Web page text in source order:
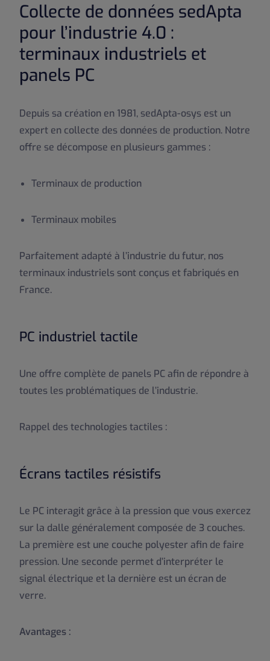
Collecte de données sedApta
pour l’industrie 4.0 :
terminaux industriels et
panels PC
Depuis sa création en 1981, sedApta-osys est un
expert en collecte des données de production. Notre
offre se décompose en plusieurs gammes :
Terminaux de production
Terminaux mobiles
Parfaitement adapté à l’industrie du futur, nos
terminaux industriels sont conçus et fabriqués en
France.
PC industriel tactile
Une offre complète de panels PC afin de répondre à
toutes les problématiques de l’industrie.
Rappel des technologies tactiles :
Écrans tactiles résistifs
Le PC interagit grâce à la pression que vous exercez
sur la dalle généralement composée de 3 couches.
La première est une couche polyester afin de faire
pression. Une seconde permet d’interpréter le
signal électrique et la dernière est un écran de
verre.
Avantages :